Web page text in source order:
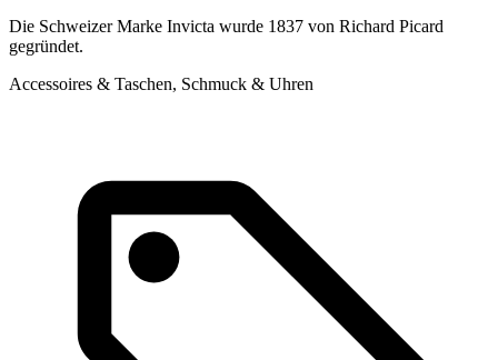
Die Schweizer Marke Invicta wurde 1837 von Richard Picard
gegründet.
Accessoires & Taschen, Schmuck & Uhren